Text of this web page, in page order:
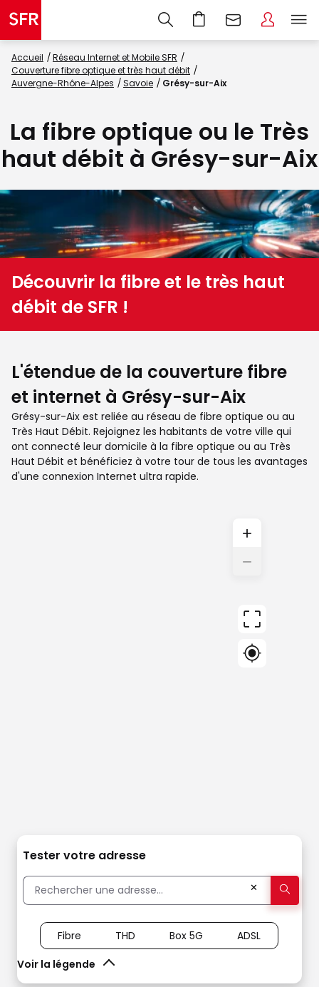
Accueil
Réseau Internet et Mobile SFR
Couverture fibre optique et très haut débit
Auvergne-Rhône-Alpes
Savoie Grésy-sur-Aix
La fibre optique ou le Très
haut débit à Grésy-sur-Aix
Découvrir la fibre et le très haut
débit de SFR !
L'étendue de la couverture fibre
et internet à Grésy-sur-Aix
Grésy-sur-Aix est reliée au réseau de fibre optique ou au
Très Haut Débit. Rejoignez les habitants de votre ville qui
ont connecté leur domicile à la fibre optique ou au Très
Haut Débit et bénéficiez à votre tour de tous les avantages
d'une connexion Internet ultra rapide.
+
−
Tester votre adresse
✕
Voir la légende
Fibre THD Box 5G ADSL